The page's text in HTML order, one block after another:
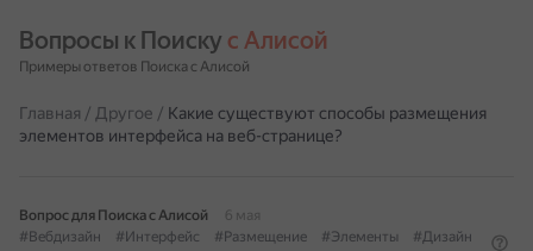
Вопросы к Поиску с Алисой
Примеры ответов Поиска с Алисой
Главная / Другое / Какие существуют способы размещения
элементов интерфейса на веб-странице?
Вопрос для Поиска с Алисой
6 мая
#Вебдизайн
#Интерфейс #Размещение #Элементы
#Дизайн